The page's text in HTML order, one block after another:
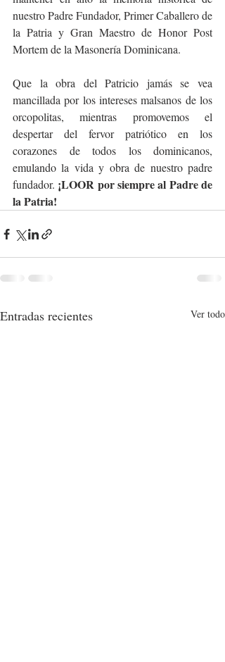
nuestro Padre Fundador, Primer Caballero de
la Patria y Gran Maestro de Honor Post
Mortem de la Masonería Dominicana.
Que la obra del Patricio jamás se vea
mancillada por los intereses malsanos de los
orcopolitas, mientras promovemos el
despertar del fervor patriótico en los
corazones de todos los dominicanos,
emulando la vida y obra de nuestro padre
fundador. ¡LOOR por siempre al Padre de
la Patria!
Entradas recientes Ver todo